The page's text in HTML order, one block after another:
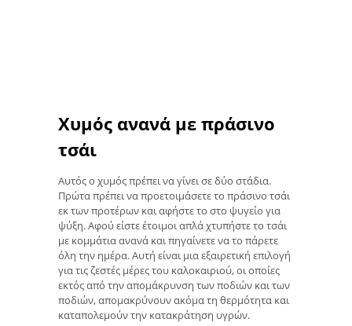
Χυμός ανανά με πράσινο
τσάι
Αυτός ο χυμός πρέπει να γίνει σε δύο στάδια.
Πρώτα πρέπει να προετοιμάσετε το πράσινο τσάι
εκ των προτέρων και αφήστε το στο ψυγείο για
ψύξη. Αφού είστε έτοιμοι απλά χτυπήστε το τσάι
με κομμάτια ανανά και πηγαίνετε να το πάρετε
όλη την ημέρα. Αυτή είναι μια εξαιρετική επιλογή
για τις ζεστές μέρες του καλοκαιριού, οι οποίες
εκτός από την απομάκρυνση των ποδιών και των
ποδιών, απομακρύνουν ακόμα τη θερμότητα και
καταπολεμούν την κατακράτηση υγρών.